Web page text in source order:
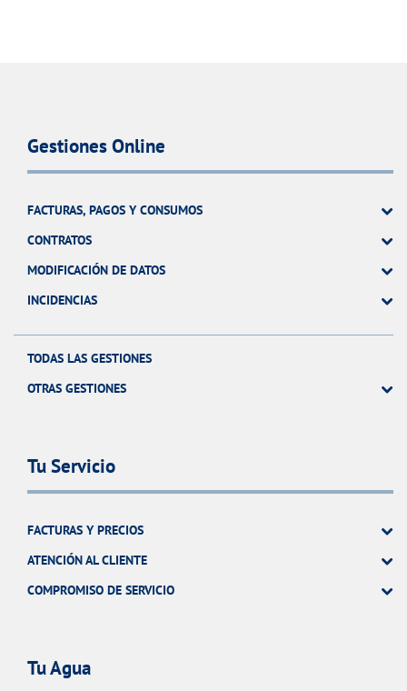
Gestiones Online
FACTURAS, PAGOS Y CONSUMOS
CONTRATOS
MODIFICACIÓN DE DATOS
INCIDENCIAS
TODAS LAS GESTIONES
OTRAS GESTIONES
Tu Servicio
FACTURAS Y PRECIOS
ATENCIÓN AL CLIENTE
COMPROMISO DE SERVICIO
Tu Agua